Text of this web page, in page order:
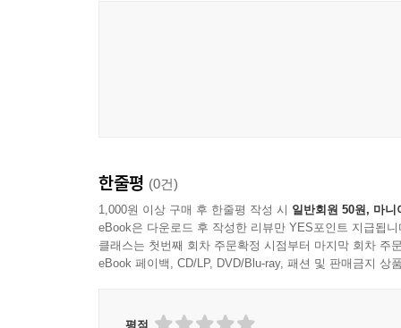
한줄평 (0건)
1,000원 이상 구매 후 한줄평 작성 시 일반회원 50원, 마니
eBook은 다운로드 후 작성한 리뷰만 YES포인트 지급됩니
클래스는 첫번째 회차 주문확정 시점부터 마지막 회차 주
eBook 페이백, CD/LP, DVD/Blu-ray, 패션 및 판매금지 상
평점